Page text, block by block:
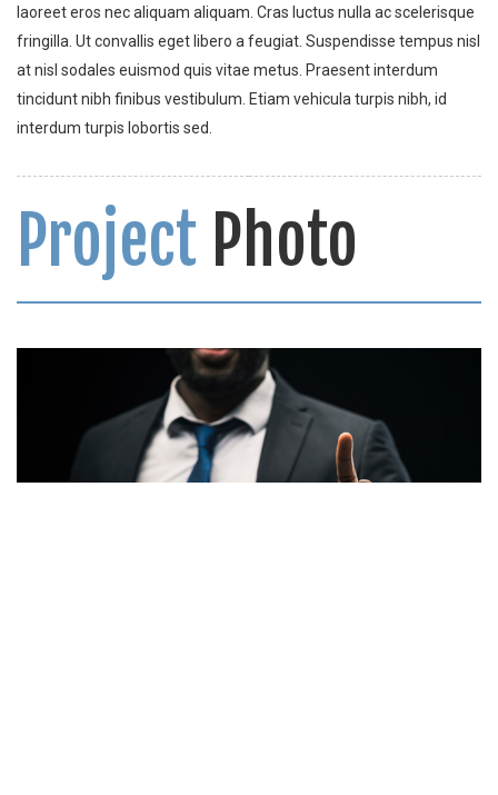
laoreet eros nec aliquam aliquam. Cras luctus nulla ac scelerisque
fringilla. Ut convallis eget libero a feugiat. Suspendisse tempus nisl
at nisl sodales euismod quis vitae metus. Praesent interdum
tincidunt nibh finibus vestibulum. Etiam vehicula turpis nibh, id
interdum turpis lobortis sed.
Project Photo